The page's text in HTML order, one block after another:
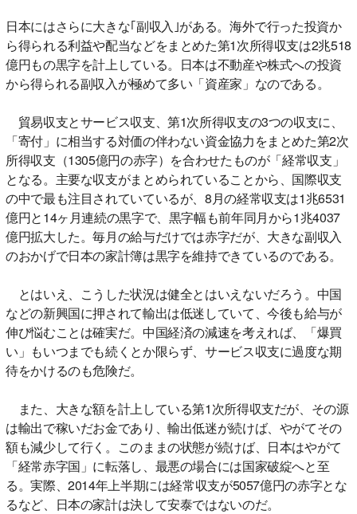
日本にはさらに大きな｢副収入｣がある。海外で行った投資か
ら得られる利益や配当などをまとめた第1次所得収支は2兆518
億円もの黒字を計上している。日本は不動産や株式への投資
から得られる副収入が極めて多い「資産家」なのである。
貿易収支とサービス収支、第1次所得収支の3つの収支に、
「寄付」に相当する対価の伴わない資金協力をまとめた第2次
所得収支（1305億円の赤字）を合わせたものが「経常収支」
となる。主要な収支がまとめられていることから、国際収支
の中で最も注目されていているが、8月の経常収支は1兆6531
億円と14ヶ月連続の黒字で、黒字幅も前年同月から1兆4037
億円拡大した。毎月の給与だけでは赤字だが、大きな副収入
のおかげで日本の家計簿は黒字を維持できているのである。
とはいえ、こうした状況は健全とはいえないだろう。中国
などの新興国に押されて輸出は低迷していて、今後も給与が
伸び悩むことは確実だ。中国経済の減速を考えれば、「爆買
い」もいつまでも続くとか限らず、サービス収支に過度な期
待をかけるのも危険だ。
また、大きな額を計上している第1次所得収支だが、その源
は輸出で稼いだお金であり、輸出低迷が続けば、やがてその
額も減少して行く。このままの状態が続けば、日本はやがて
「経常赤字国」に転落し、最悪の場合には国家破綻へと至
る。実際、2014年上半期には経常収支が5057億円の赤字とな
るなど、日本の家計は決して安泰ではないのだ。